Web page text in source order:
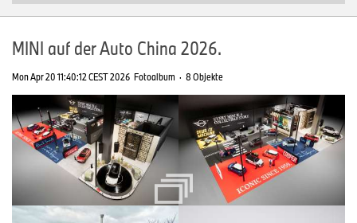
MINI auf der Auto China 2026.
Mon Apr 20 11:40:12 CEST 2026 Fotoalbum · 8 Objekte